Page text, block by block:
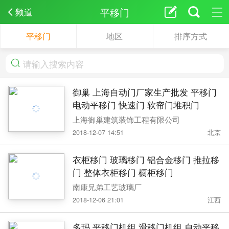
频道 平移门
平移门 地区 排序方式
御巢 上海自动门厂家生产批发 平移门
电动平移门 快速门 软帘门堆积门
上海御巢建筑装饰工程有限公司
2018-12-07 14:51 北京
衣柜移门 玻璃移门 铝合金移门 推拉移
门 整体衣柜移门 橱柜移门
南康兄弟工艺玻璃厂
2018-12-06 21:01 江西